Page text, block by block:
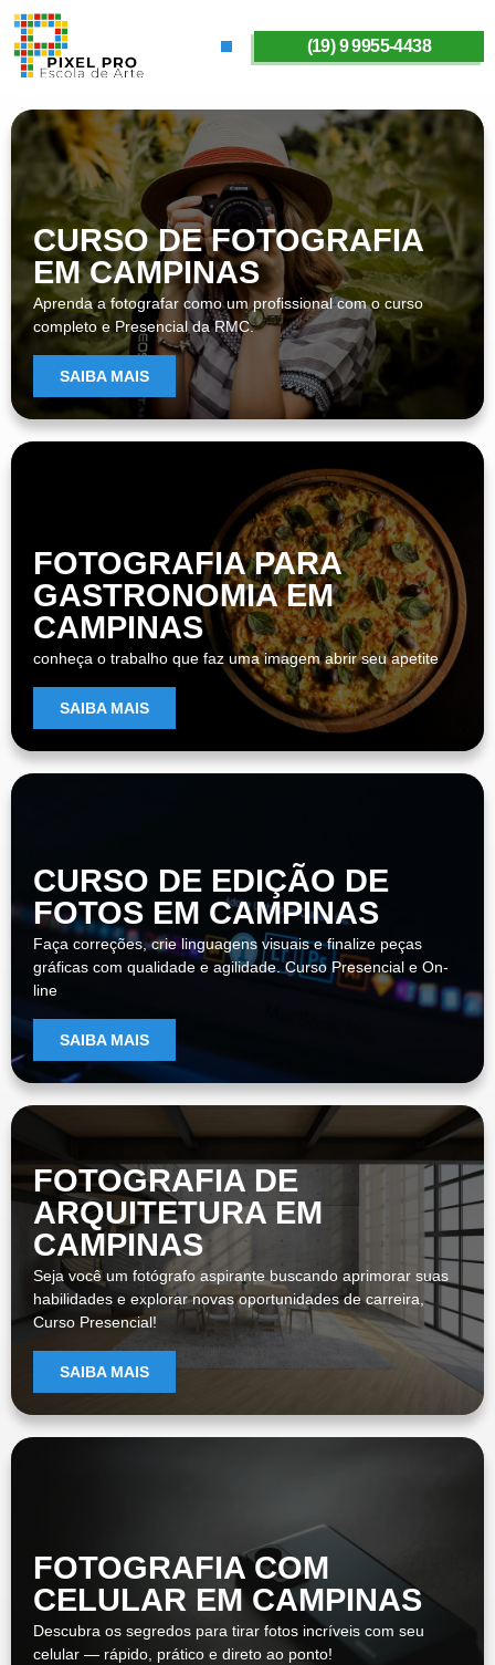
(19) 9 9955-4438
CURSO DE FOTOGRAFIA
EM CAMPINAS
Aprenda a fotografar como um profissional com o curso
completo e Presencial da RMC.
SAIBA MAIS
FOTOGRAFIA PARA
GASTRONOMIA EM
CAMPINAS
conheça o trabalho que faz uma imagem abrir seu apetite
SAIBA MAIS
CURSO DE EDIÇÃO DE
FOTOS EM CAMPINAS
Faça correções, crie linguagens visuais e finalize peças
gráficas com qualidade e agilidade. Curso Presencial e On-
line
SAIBA MAIS
FOTOGRAFIA DE
ARQUITETURA EM
CAMPINAS
Seja você um fotógrafo aspirante buscando aprimorar suas
habilidades e explorar novas oportunidades de carreira,
Curso Presencial!
SAIBA MAIS
FOTOGRAFIA COM
CELULAR EM CAMPINAS
Descubra os segredos para tirar fotos incríveis com seu
celular — rápido, prático e direto ao ponto!